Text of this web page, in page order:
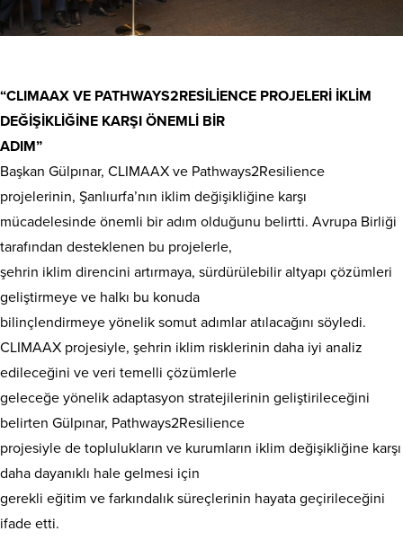
“CLIMAAX VE PATHWAYS2RESİLİENCE PROJELERİ İKLİM
DEĞİŞİKLİĞİNE KARŞI ÖNEMLİ BİR
ADIM”
Başkan Gülpınar, CLIMAAX ve Pathways2Resilience
projelerinin, Şanlıurfa’nın iklim değişikliğine karşı
mücadelesinde önemli bir adım olduğunu belirtti. Avrupa Birliği
tarafından desteklenen bu projelerle,
şehrin iklim direncini artırmaya, sürdürülebilir altyapı çözümleri
geliştirmeye ve halkı bu konuda
bilinçlendirmeye yönelik somut adımlar atılacağını söyledi.
CLIMAAX projesiyle, şehrin iklim risklerinin daha iyi analiz
edileceğini ve veri temelli çözümlerle
geleceğe yönelik adaptasyon stratejilerinin geliştirileceğini
belirten Gülpınar, Pathways2Resilience
projesiyle de toplulukların ve kurumların iklim değişikliğine karşı
daha dayanıklı hale gelmesi için
gerekli eğitim ve farkındalık süreçlerinin hayata geçirileceğini
ifade etti.